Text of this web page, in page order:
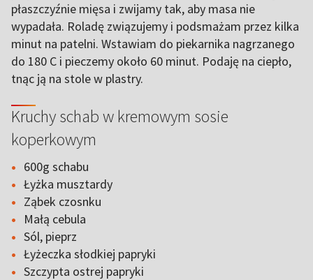
płaszczyźnie mięsa i zwijamy tak, aby masa nie
wypadała. Roladę związujemy i podsmażam przez kilka
minut na patelni. Wstawiam do piekarnika nagrzanego
do 180 C i pieczemy około 60 minut. Podaję na ciepło,
tnąc ją na stole w plastry.
Kruchy schab w kremowym sosie
koperkowym
600g schabu
Łyżka musztardy
Ząbek czosnku
Małą cebula
Sól, pieprz
Łyżeczka słodkiej papryki
Szczypta ostrej papryki